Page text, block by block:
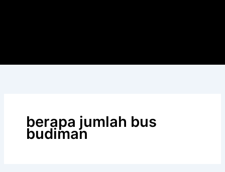
berapa jumlah bus
budiman